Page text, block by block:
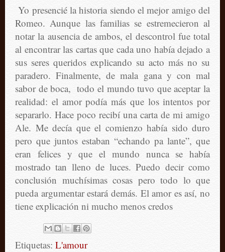
Yo presencié la historia siendo el mejor amigo del
Romeo. Aunque las familias se estremecieron al
notar la ausencia de ambos, el descontrol fue total
al encontrar las cartas que cada uno había dejado a
sus seres queridos explicando su acto más no su
paradero. Finalmente, de mala gana y con mal
sabor de boca, todo el mundo tuvo que aceptar la
realidad: el amor podía más que los intentos por
separarlo. Hace poco recibí una carta de mi amigo
Ale. Me decía que el comienzo había sido duro
pero que juntos estaban “echando pa lante”, que
eran felices y que el mundo nunca se había
mostrado tan lleno de luces. Puedo decir como
conclusión muchísimas cosas pero todo lo que
pueda argumentar estará demás. El amor es así, no
tiene explicación ni mucho menos credos
Etiquetas: L'amour